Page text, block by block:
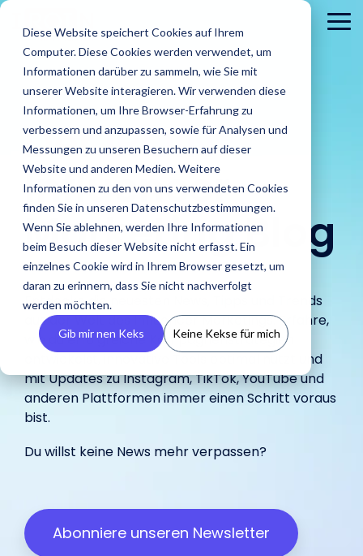
Diese Website speichert Cookies auf Ihrem
Computer. Diese Cookies werden verwendet, um
Informationen darüber zu sammeln, wie Sie mit
unserer Website interagieren. Wir verwenden diese
Informationen, um Ihre Browser-Erfahrung zu
verbessern und anzupassen, sowie für Analysen und
Messungen zu unseren Besuchern auf dieser
Website und anderen Medien. Weitere
Informationen zu den von uns verwendeten Cookies
finden Sie in unseren Datenschutzbestimmungen.
Wenn Sie ablehnen, werden Ihre Informationen
beim Besuch dieser Website nicht erfasst. Ein
einzelnes Cookie wird in Ihrem Browser gesetzt, um
daran zu erinnern, dass Sie nicht nachverfolgt
werden möchten.
Gib mir nen Keks Keine Kekse für mich
Skip
the
main
content.
Finde Creator
Finde starke
Influencer und
Creator weltweit
mit der KI-
gestützten
IROIN®.
Analysiere
Zielgruppen
Vermeide Fake
Following und lerne
schon vor Beginn
einer Kooperation
Influencer.
CRM
Influencer Marketing auf allen
Facebook TikTok
Agenturen
Finde heraus
wie IROIN®
Agenturen bei
der
Umsetzung
von Influencer
Kampagnen
Brands
Finde
heraus wie
IROIN®
Marken bei
Umsetzung
ihrer
in-house
unterstützt.
Blog
In unserem Blog
aktuelle Artikel
und spannende
Beiträge rund
um Influencer
IROINs®
Rising Stars
Zehn Creator,
die uns diesen
auf Instagram,
TikTok, Twitch &
YouTube
haben.
Guides &
Reports
Tipps für
erfolgreiches
Marketing.
Das sind wir
Einblick in unser
Unternehmen wir
stellen uns vor.
Karriere
Traumkarrieren
Entdecke deine
Zukunft.
Wir freuen uns über dein
Feedback:
DerIROIN®
Influencer
Marketing Blog
Entdecke die neuesten News, Tipps und Trends
aus der Welt des Influencer Marketings. Erfahre,
wie du erfolgreiche Kampagnenstrategien
entwickelst, innovative Tools optimal nutzt und
mit Updates zuInstagram,TikTok,YouTubeund
anderen Plattformen immer einen Schritt voraus
bist.
Du willst keine News mehr verpassen?
Abonniere unseren Newsletter